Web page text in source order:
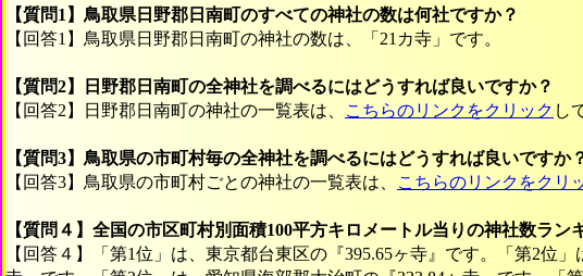
【質問1】鳥取県日野郡日南町のすべての神社の数は何社ですか？
【回答1】鳥取県日野郡日南町の神社の数は、「21カ寺」です。
【質問2】日野郡日南町の全神社を調べるにはどうすれば良いですか？
【回答2】日野郡日南町の神社の一覧表は、
こちらのリンクをクリック し
【質問3】鳥取県の市町村毎の全神社を調べるにはどうすれば良いですか
【回答3】鳥取県の市町村ごとの神社の一覧表は、
こちらのリンクをクリ
【質問４】全国の市区町村別面積100平方キロメートル当りの神社数ラン
【回答４】「第1位」は、東京都台東区の『395.65ヶ寺』です。「第2位